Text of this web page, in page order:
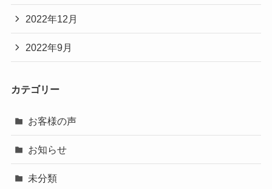
2022年12月
2022年9月
カテゴリー
お客様の声
お知らせ
未分類